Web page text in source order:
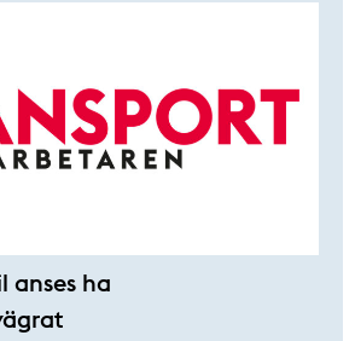
anses ha